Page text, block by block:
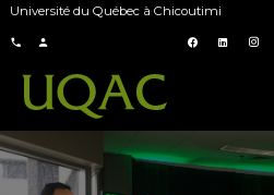
Université du Québec à Chicoutimi